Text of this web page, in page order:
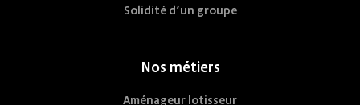
Solidité d’un groupe
Nos métiers
Aménageur lotisseur